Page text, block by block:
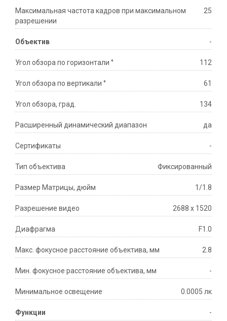
Максимальная частота кадров при максимальном
разрешении
25
Объектив -
Угол обзора по горизонтали ° 112
Угол обзора по вертикали ° 61
Угол обзора, град. 134
Расширенный динамический диапазон да
Сертификаты -
Тип объектива Фиксированный
Размер Матрицы, дюйм 1/1.8
Разрешение видео 2688 x 1520
Диафрагма F1.0
Макс. фокусное расстояние объектива, мм 2.8
Мин. фокусное расстояние объектива, мм -
Минимальное освещение 0.0005 лк
Функции -